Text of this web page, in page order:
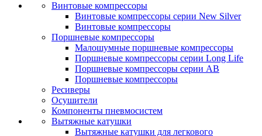
Винтовые компрессоры
Винтовые компрессоры серии New Silver
Винтовые компрессоры
Поршневые компрессоры
Малошумные поршневые компрессоры
Поршневые компрессоры серии Long Life
Поршневые компрессоры серии AB
Поршневые компрессоры
Ресиверы
Осушители
Компоненты пневмосистем
Вытяжные катушки
Вытяжные катушки для легкового